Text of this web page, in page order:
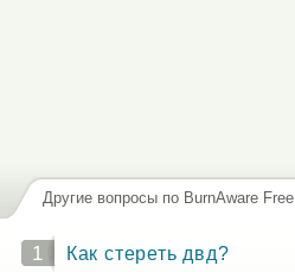
Другие вопросы по BurnAware Free
1 Как стереть двд?